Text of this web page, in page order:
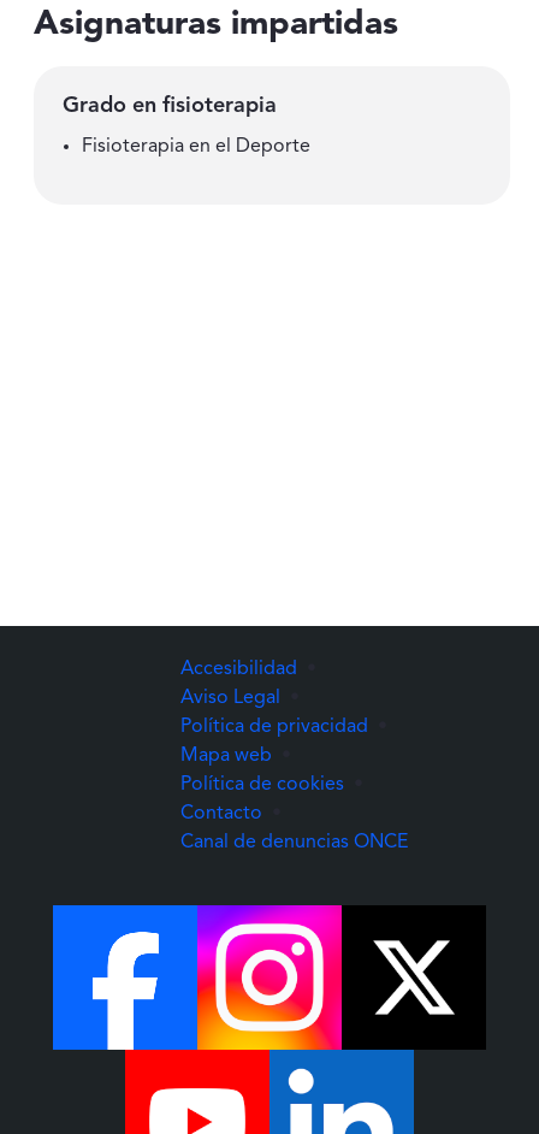
Asignaturas impartidas
Grado en fisioterapia
Fisioterapia en el Deporte
Accesibilidad
Aviso Legal
Política de privacidad
Mapa web
Política de cookies
Contacto
Canal de denuncias ONCE(Abre una